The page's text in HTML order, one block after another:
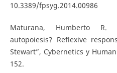
10.3389/fpsyg.2014.00986
Maturana, Humberto R.
autopoiesis? Reflexive
Stewart”, Cybernetics y
152.